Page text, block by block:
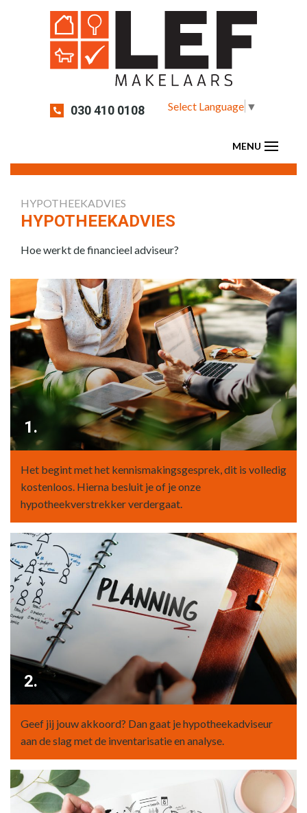
030 410 0108 Select Language ▼
HYPOTHEEKADVIES
HYPOTHEEKADVIES
Hoe werkt de financieel adviseur?
1.
Het begint met het kennismakingsgesprek, dit is volledig
kostenloos. Hierna besluit je of je onze
hypotheekverstrekker verdergaat.
2.
Geef jij jouw akkoord? Dan gaat je hypotheekadviseur
aan de slag met de inventarisatie en analyse.